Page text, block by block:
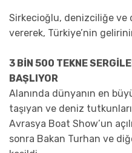
Sirkecioğlu, denizciliğe ve
vererek, Türkiye’nin
3 BİN 500 TEKNE
BAŞLIYOR
Alanında dünyanın en
taşıyan ve deniz
Avrasya Boat Show’un
sonra Bakan Turhan ve